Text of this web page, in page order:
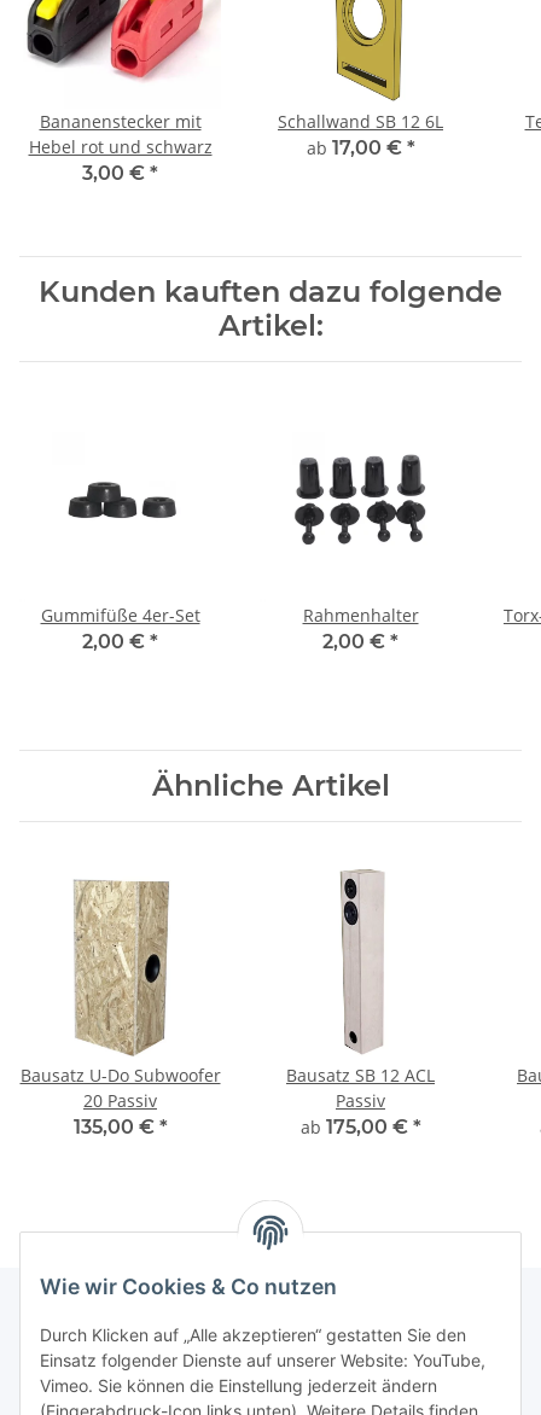
Bananenstecker mit
Hebel rot und schwarz
3,00 € *
Schallwand SB 12 6L
ab 17,00 € *
Kunden kauften dazu folgende
Artikel:
Gummifüße 4er-Set
2,00 € *
Rahmenhalter
2,00 € *
Ähnliche Artikel
Bausatz U-Do Subwoofer
20 Passiv
135,00 € *
Bausatz SB 12 ACL
Passiv
ab 175,00 € *
Informationen
Wie wir Cookies & Co nutzen
Durch Klicken auf „Alle akzeptieren“ gestatten Sie den
Einsatz folgender Dienste auf unserer Website: YouTube,
Vimeo. Sie können die Einstellung jederzeit ändern